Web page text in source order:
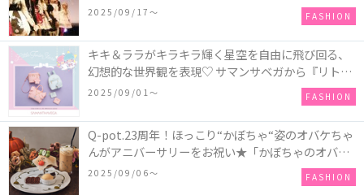
2025/09/17〜 FASHION
キキ＆ララがキラキラ輝く星空を自由に飛び回る、
幻想的な世界観を表現♡ サマンサベガから『リトル
ツインスターズ』50周年アニバーサリーイヤー』を
2025/09/01〜 FASHION
Q-pot.23周年！ほっこり“かぼちゃ“姿のオバケちゃ
んがアニバーサリーをお祝い★「かぼちゃのオバケ
ーキアクセサリー」が新発売！Q-pot CAFE.では
「かぼちゃのオバケーキプレート」も登場
2025/09/06〜 FASHION